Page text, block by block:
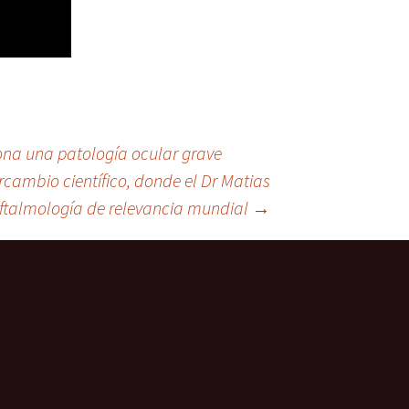
una patología ocular grave
científico, donde el Dr Matias
de relevancia mundial →